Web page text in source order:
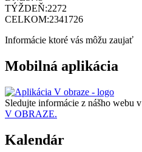
TÝŽDEŇ:2272
CELKOM:2341726
Informácie ktoré vás môžu zaujať
Mobilná aplikácia
Sledujte informácie z nášho webu v
V OBRAZE.
Kalendár